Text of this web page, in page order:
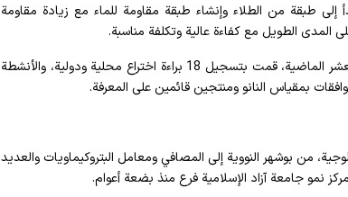
طبقة من الطلاء وإنشاء طبقة مقاومة للماء مع زيادة مقاومة
المدى الطويل مع كفاءة عالية وتكلفة مناسبة.
في هذا الصدد، يقول مهدي رحماني، المدير التنفيذي للشركة: في السنوات العشر الماضية، قمت بتسجيل 18 براءة اختراع محلية ودولية، والأنشطة
بمقياس النانو ومنتجين قائمين على المعرفة.
من بوشهر النووية إلى المصافي ومعامل البتروكيماويات والعديد
نمو جامعة آزاد الإسلامية فرع منذ بضعة أعوام.